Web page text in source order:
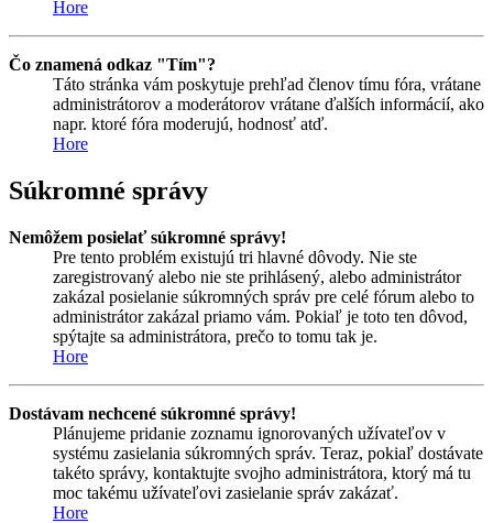
Hore
Čo znamená odkaz "Tím"?
Táto stránka vám poskytuje prehľad členov tímu fóra, vrátane
administrátorov a moderátorov vrátane ďalších informácií, ako
napr. ktoré fóra moderujú, hodnosť atď.
Hore
Súkromné správy
Nemôžem posielať súkromné správy!
Pre tento problém existujú tri hlavné dôvody. Nie ste
zaregistrovaný alebo nie ste prihlásený, alebo administrátor
zakázal posielanie súkromných správ pre celé fórum alebo to
administrátor zakázal priamo vám. Pokiaľ je toto ten dôvod,
spýtajte sa administrátora, prečo to tomu tak je.
Hore
Dostávam nechcené súkromné správy!
Plánujeme pridanie zoznamu ignorovaných užívateľov v
systému zasielania súkromných správ. Teraz, pokiaľ dostávate
takéto správy, kontaktujte svojho administrátora, ktorý má tu
moc takému užívateľovi zasielanie správ zakázať.
Hore